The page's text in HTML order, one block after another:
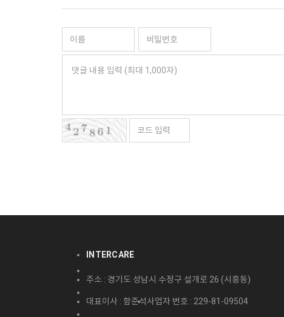
INTERCARE
주소 : 경기도 성남시 수정구 설개로 26 (시흥동)
대표이사 : 함준석사업자 번호 : 229-81-09504